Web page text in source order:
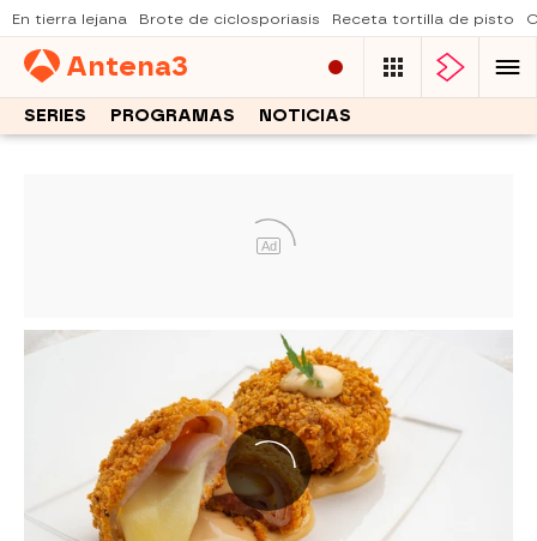
En tierra lejana Brote de ciclosporiasis Receta tortilla de pisto
Antena3
SERIES PROGRAMAS NOTICIAS
Ad